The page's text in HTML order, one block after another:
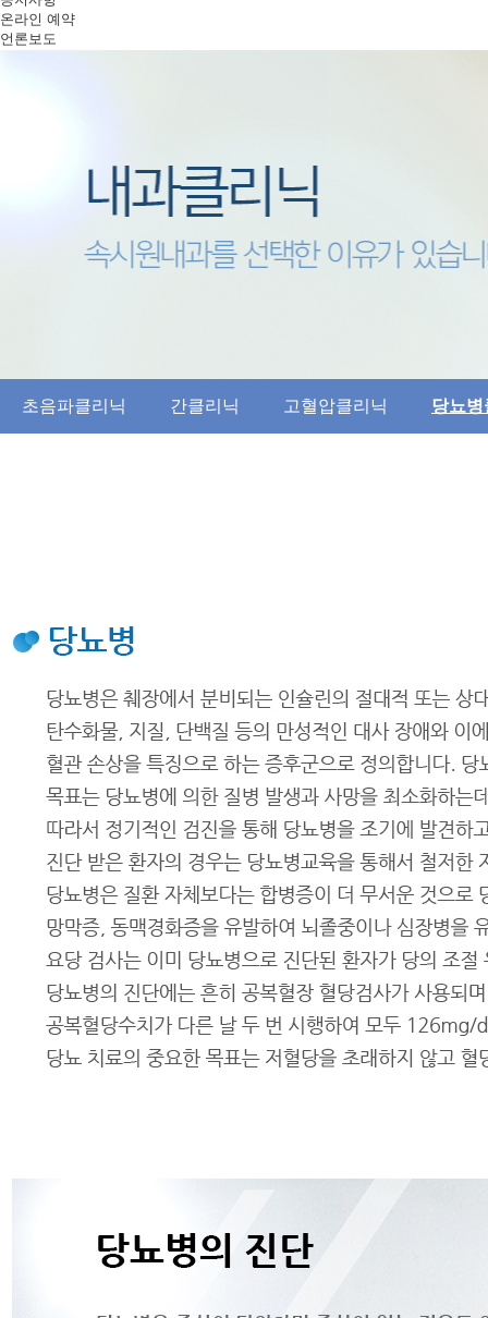
온라인 예약
언론보도
초음파클리닉 간클리닉 고혈압클리닉 당뇨